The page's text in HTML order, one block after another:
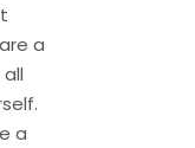
a
a